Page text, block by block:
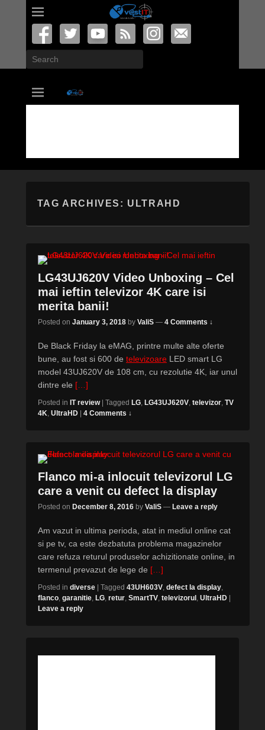
Search
vastIT.ro
Blog de Tehnologie
TAG ARCHIVES: ULTRAHD
LG43UJ620V Video Unboxing – Cel
mai ieftin televizor 4K care isi
merita banii!
Posted on January 3, 2018 by ValiS — 4 Comments ↓
De Black Friday la eMAG, printre multe alte oferte
bune, au fost si 600 de televizoare LED smart LG
model 43UJ620V de 108 cm, cu rezolutie 4K, iar unul
dintre ele […]
Posted in IT review Tagged LG, LG43UJ620V, televizor, TV
4K, UltraHD 4 Comments ↓
Flanco mi-a inlocuit televizorul LG
care a venit cu defect la display
Posted on December 8, 2016 by ValiS — Leave a reply
Am vazut in ultima perioda, atat in mediul online cat
si pe tv, ca este dezbatuta problema magazinelor
care refuza returul produselor achizitionate online, in
termenul prevazut de lege de […]
Posted in diverse Tagged 43UH603V, defect la display,
flanco, garanitie, LG, retur, SmartTV, televizorul , UltraHD
Leave a reply